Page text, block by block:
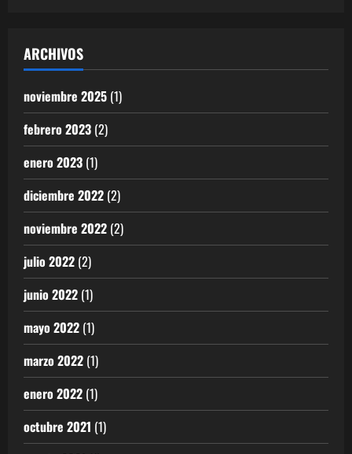
ARCHIVOS
noviembre 2025 (1)
febrero 2023 (2)
enero 2023 (1)
diciembre 2022 (2)
noviembre 2022 (2)
julio 2022 (2)
junio 2022 (1)
mayo 2022 (1)
marzo 2022 (1)
enero 2022 (1)
octubre 2021 (1)